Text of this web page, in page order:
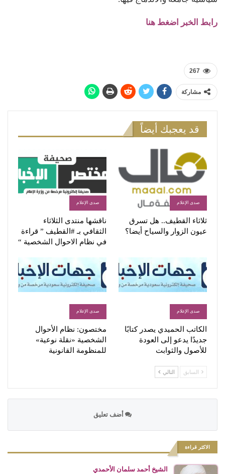
رابط الخبر اضغط هنا
267
مشاركة
قد يعجبك أيضاً
صدى الإعلام
ثلاثاء القطيف.. هل تسرق
عيون الزوار والسياح أيضا؟
صدى الإعلام
ناقشها منتدى الثلاثاء
الثقافي بـ #القطيف ” قراءة
في نظام الاحوال الشخصية “
صدى الإعلام
الكاتب الحميدي يصدر كتابًا
جديدًا يدعو إلى العودة
للأصول والثوابت
صدى الإعلام
مختصون: نظام الأحوال
الشخصية «نقلة نوعية»
للمنظومة القانونية
السابق التالي
أضف تعليق
الاكثر قراءة
الشيخ أحمد سلمان الأحمدي